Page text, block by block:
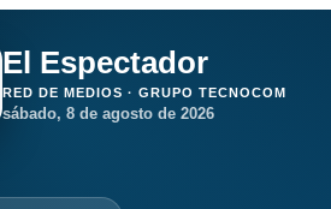
El Espectador
RED DE MEDIOS · GRUPO TECNOCOM
sábado, 8 de agosto de 2026